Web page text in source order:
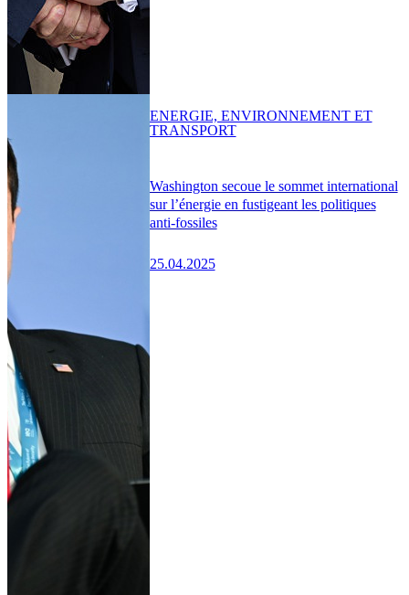
Washington secoue le sommet international
sur l’énergie en fustigeant les politiques
anti-fossiles
25.04.2025
ENERGIE, ENVIRONNEMENT ET
TRANSPORT